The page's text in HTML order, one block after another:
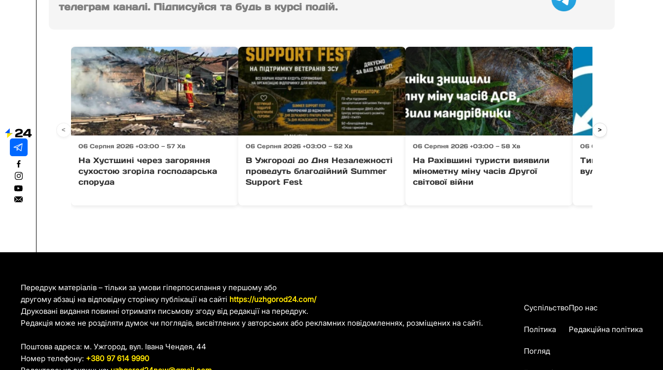
телеграм каналі. Підписуйся та будь в курсі подій.
06 Серпня 2026 +03:00 — 57 Хв
На Хустщині через загоряння
сухостою згоріла господарська
споруда
06 Серпня 2026 +03:00 — 52 Хв
В Ужгороді до Дня Незалежності
проведуть благодійний Summer
Support Fest
06 Серпня 2026 +03:00 — 58 Хв
На Рахівщині туристи виявили
мінометну міну часів Другої
світової війни
06 Серпня 2026 +03:00
Тимчасово
вулиці
< >
Передрук матеріалів – тільки за умови гіперпосилання у першому або
другому абзаці на відповідну сторінку публікації на сайті https://uzhgorod24.com/
Друковані видання повинні отримати письмову згоду від редакції на передрук.
Редакція може не розділяти думок чи поглядів, висвітлених у авторських або рекламних повідомленнях, розміщених на сайті.
Поштова адреса: м. Ужгород, вул. Івана Чендея, 44
Номер телефону: +380 97 614 9990
Суспільство
Політика
Погляд
Про нас
Редакційна політика